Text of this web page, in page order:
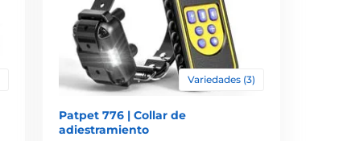
Variedades (3)
Patpet 776 | Collar de
adiestramiento